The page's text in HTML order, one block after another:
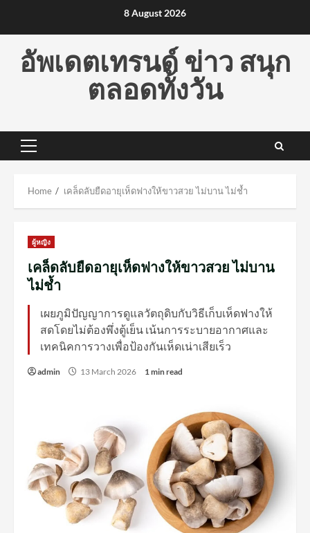
8 August 2026
อัพเดตเทรนด์ ข่าว สนุก
ตลอดทั้งวัน
Primary
Home เคล็ดลับยืดอายุเห็ดฟางให้ขาวสวย ไม่บาน ไม่ช้ำ
ผู้หญิง
เคล็ดลับยืดอายุเห็ดฟางให้ขาวสวย ไม่บาน
ไม่ช้ำ
เผยภูมิปัญญาการดูแลวัตถุดิบกับวิธีเก็บเห็ดฟางให้
สดโดยไม่ต้องพึ่งตู้เย็น เน้นการระบายอากาศและ
เทคนิคการวางเพื่อป้องกันเห็ดเน่าเสียเร็ว
admin 13 March 2026 1 min read